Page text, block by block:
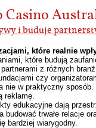
i buduje
które realnie
które budują
z różnych
czy
nie w praktyczny
reklamę.
edukacyjne dają
budować trwałe relacje
bardziej wiarygodny.